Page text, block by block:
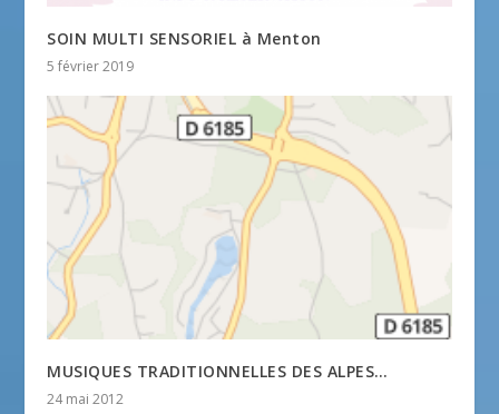
SOIN MULTI SENSORIEL à Menton
5 février 2019
MUSIQUES TRADITIONNELLES DES ALPES…
24 mai 2012